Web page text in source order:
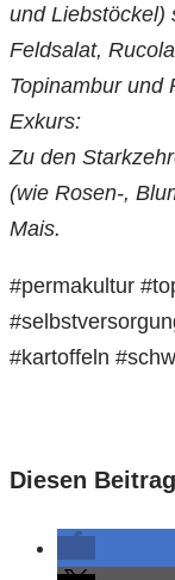
und Liebstöckel)
Feldsalat,
Topinambur und
Exkurs:
Zu den
(wie Rosen-,
Mais.
#permakultur
#kartoffeln
Diesen